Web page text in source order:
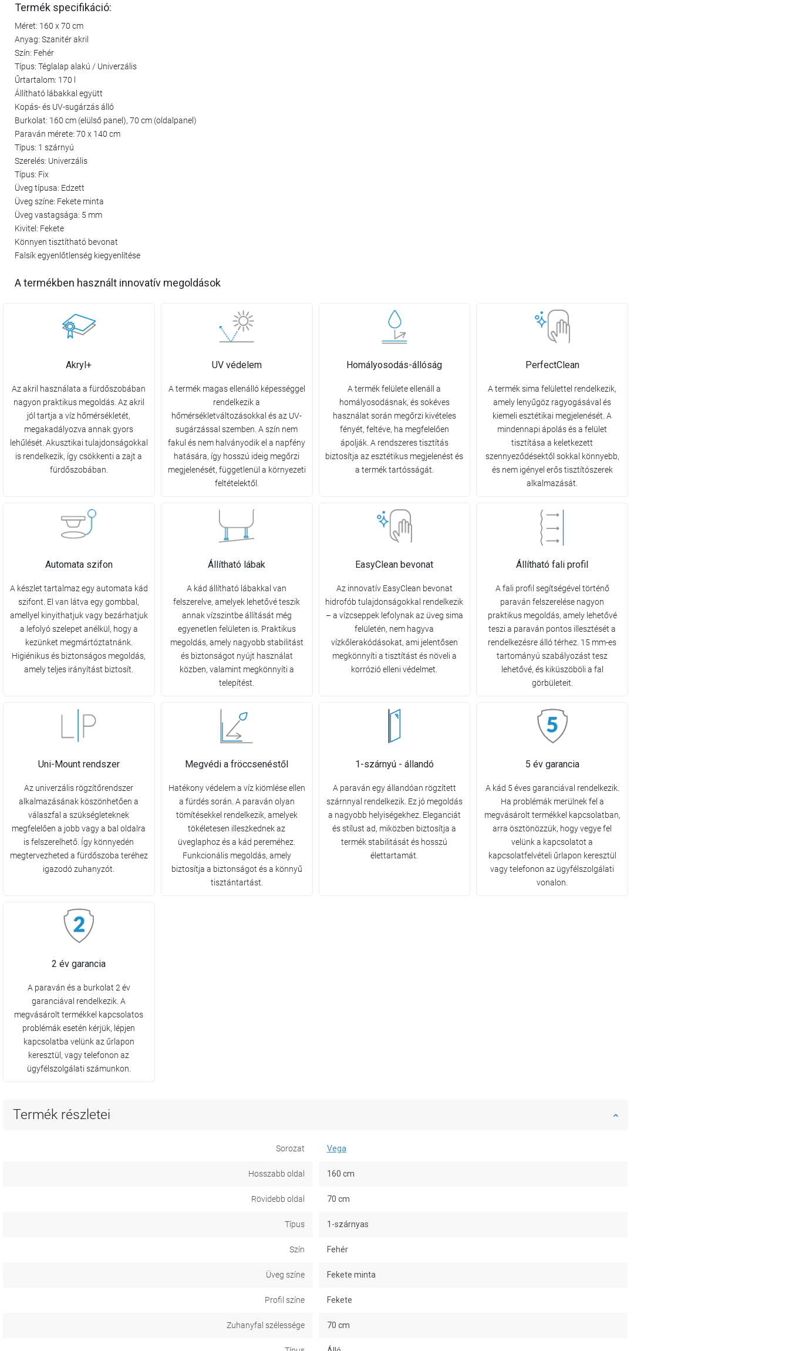
Termék specifikáció:
Méret: 160 x 70 cm
Anyag: Szanitér akril
Szín: Fehér
Típus: Téglalap alakú / Univerzális
Űrtartalom: 170 l
Állítható lábakkal együtt
Kopás- és UV-sugárzás álló
Burkolat: 160 cm (elülső panel), 70 cm (oldalpanel)
Paraván mérete: 70 x 140 cm
Típus: 1 szárnyú
Szerelés: Univerzális
Típus: Fix
Üveg típusa: Edzett
Üveg színe: Fekete minta
Üveg vastagsága: 5 mm
Kivitel: Fekete
Könnyen tisztítható bevonat
Falsík egyenlőtlenség kiegyenlítése
A termékben használt innovatív megoldások
Akryl+
Az akril használata a fürdőszobában
nagyon praktikus megoldás. Az akril
jól tartja a víz hőmérsékletét,
megakadályozva annak gyors
lehűlését. Akusztikai tulajdonságokkal
is rendelkezik, így csökkenti a zajt a
fürdőszobában.
UV védelem
A termék magas ellenálló képességgel
rendelkezik a
hőmérsékletváltozásokkal és az UV-
sugárzással szemben. A szín nem
fakul és nem halványodik el a napfény
hatására, így hosszú ideig megőrzi
megjelenését, függetlenül a környezeti
feltételektől.
Homályosodás-állóság
A termék felülete ellenáll a
homályosodásnak, és sokéves
használat során megőrzi kivételes
fényét, feltéve, ha megfelelően
ápolják. A rendszeres tisztítás
biztosítja az esztétikus megjelenést és
a termék tartósságát.
PerfectClean
A termék sima felülettel rendelkezik,
amely lenyűgöz ragyogásával és
kiemeli esztétikai megjelenését. A
mindennapi ápolás és a felület
tisztítása a keletkezett
szennyeződésektől sokkal könnyebb,
és nem igényel erős tisztítószerek
alkalmazását.
Automata szifon
A készlet tartalmaz egy automata kád
szifont. El van látva egy gombbal,
amellyel kinyithatjuk vagy bezárhatjuk
a lefolyó szelepet anélkül, hogy a
kezünket megmártóztatnánk.
Higiénikus és biztonságos megoldás,
amely teljes irányítást biztosít.
Állítható lábak
A kád állítható lábakkal van
felszerelve, amelyek lehetővé teszik
annak vízszintbe állítását még
egyenetlen felületen is. Praktikus
megoldás, amely nagyobb stabilitást
és biztonságot nyújt használat
közben, valamint megkönnyíti a
telepítést.
EasyClean bevonat
Az innovatív EasyClean bevonat
hidrofób tulajdonságokkal rendelkezik
– a vízcseppek lefolynak az üveg sima
felületén, nem hagyva
vízkőlerakódásokat, ami jelentősen
megkönnyíti a tisztítást és növeli a
korrózió elleni védelmet.
Állítható fali profil
A fali profil segítségével történő
paraván felszerelése nagyon
praktikus megoldás, amely lehetővé
teszi a paraván pontos illesztését a
rendelkezésre álló térhez. 15 mm-es
tartományú szabályozást tesz
lehetővé, és kiküszöböli a fal
görbületeit.
Uni-Mount rendszer
Az univerzális rögzítőrendszer
alkalmazásának köszönhetően a
válaszfal a szükségleteknek
megfelelően a jobb vagy a bal oldalra
is felszerelhető. Így könnyedén
megtervezheted a fürdőszoba teréhez
igazodó zuhanyzót.
Megvédi a fröccsenéstől
Hatékony védelem a víz kiömlése ellen
a fürdés során. A paraván olyan
tömítésekkel rendelkezik, amelyek
tökéletesen illeszkednek az
üveglaphoz és a kád pereméhez.
Funkcionális megoldás, amely
biztosítja a biztonságot és a könnyű
tisztántartást.
1-szárnyú - állandó
A paraván egy állandóan rögzített
szárnnyal rendelkezik. Ez jó megoldás
a nagyobb helyiségekhez. Eleganciát
és stílust ad, miközben biztosítja a
termék stabilitását és hosszú
élettartamát.
5 év garancia
A kád 5 éves garanciával rendelkezik.
Ha problémák merülnek fel a
megvásárolt termékkel kapcsolatban,
arra ösztönözzük, hogy vegye fel
velünk a kapcsolatot a
kapcsolatfelvételi űrlapon keresztül
vagy telefonon az ügyfélszolgálati
vonalon.
2 év garancia
A paraván és a burkolat 2 év
garanciával rendelkezik. A
megvásárolt termékkel kapcsolatos
problémák esetén kérjük, lépjen
kapcsolatba velünk az űrlapon
keresztül, vagy telefonon az
ügyfélszolgálati számunkon.
Termék részletei
Sorozat Vega
Hosszabb oldal 160 cm
Rövidebb oldal 70 cm
Típus 1-szárnyas
Szín Fehér
Üveg színe Fekete minta
Profil színe Fekete
Zuhanyfal szélessége 70 cm